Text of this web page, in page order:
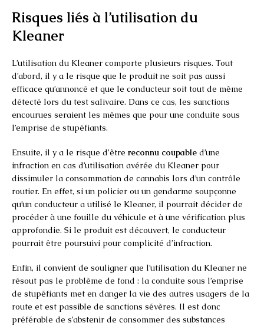
Risques liés à l’utilisation du
Kleaner
L’utilisation du Kleaner comporte plusieurs risques. Tout
d’abord, il y a le risque que le produit ne soit pas aussi
efficace qu’annoncé et que le conducteur soit tout de même
détecté lors du test salivaire. Dans ce cas, les sanctions
encourues seraient les mêmes que pour une conduite sous
l’emprise de stupéfiants.
Ensuite, il y a le risque d’être reconnu coupable d’une
infraction en cas d’utilisation avérée du Kleaner pour
dissimuler la consommation de cannabis lors d’un contrôle
routier. En effet, si un policier ou un gendarme soupçonne
qu’un conducteur a utilisé le Kleaner, il pourrait décider de
procéder à une fouille du véhicule et à une vérification plus
approfondie. Si le produit est découvert, le conducteur
pourrait être poursuivi pour complicité d’infraction.
Enfin, il convient de souligner que l’utilisation du Kleaner ne
résout pas le problème de fond : la conduite sous l’emprise
de stupéfiants met en danger la vie des autres usagers de la
route et est passible de sanctions sévères. Il est donc
préférable de s’abstenir de consommer des substances